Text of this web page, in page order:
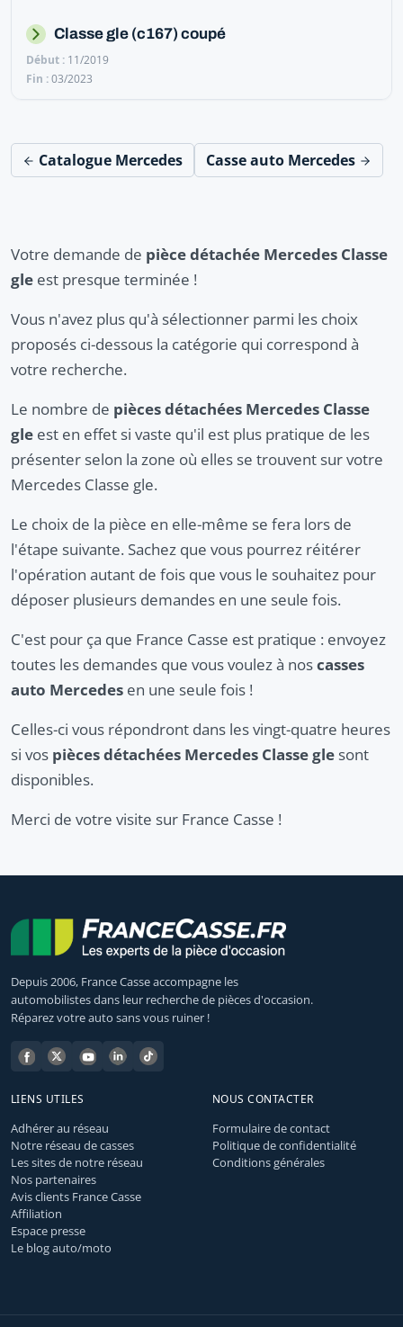
Classe gle (c167) coupé
11/2019
03/2023
Catalogue Mercedes Casse auto Mercedes
Votre demande de pièce détachée Mercedes Classe
gle est presque terminée !
Vous n'avez plus qu'à sélectionner parmi les choix
proposés ci-dessous la catégorie qui correspond à
votre recherche.
Le nombre de pièces détachées Mercedes Classe
gle est en effet si vaste qu'il est plus pratique de les
présenter selon la zone où elles se trouvent sur votre
Mercedes Classe gle.
Le choix de la pièce en elle-même se fera lors de
l'étape suivante. Sachez que vous pourrez réitérer
l'opération autant de fois que vous le souhaitez pour
déposer plusieurs demandes en une seule fois.
C'est pour ça que France Casse est pratique : envoyez
toutes les demandes que vous voulez à noscasses
auto Mercedes en une seule fois !
Celles-ci vous répondront dans les vingt-quatre heures
si vos pièces détachées Mercedes Classe gle sont
disponibles.
Merci de votre visite sur France Casse !
Depuis 2006, France Casse accompagne les
automobilistes dans leur recherche de pièces d'occasion.
Réparez votre auto sans vous ruiner !
LIENS UTILES
Adhérer au réseau
Notre réseau de casses
Les sites de notre réseau
Nos partenaires
Avis clients France Casse
Affiliation
Espace presse
Le blog auto/moto
NOUS CONTACTER
Formulaire de contact
Politique de confidentialité
Conditions générales